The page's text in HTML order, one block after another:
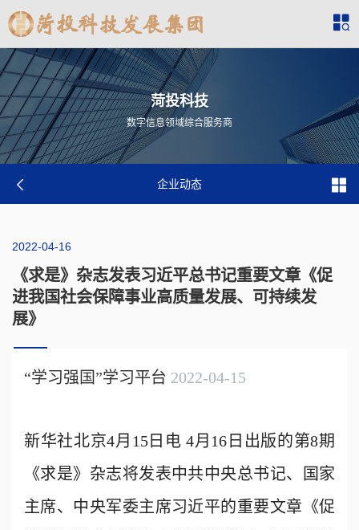
菏投科技
数字信息领域综合服务商
企业动态
2022-04-16
《求是》杂志发表习近平总书记重要文章《促
进我国社会保障事业高质量发展、可持续发
展》
“学习强国”学习平台 2022-04-15
新华社北京4月15日电 4月16日出版的第8期
《求是》杂志将发表中共中央总书记、国家
主席、中央军委主席习近平的重要文章《促